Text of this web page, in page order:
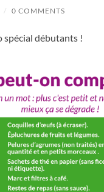
/ 0 COMMENTS
spécial débutants !